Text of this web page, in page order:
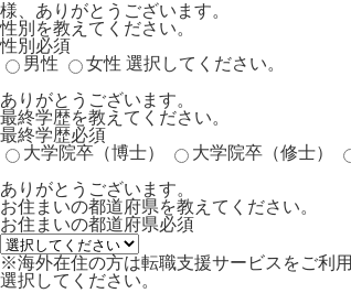
様、ありがとうございます。
性別を教えてください。
性別 必須
男性
女性 選択してください。
ありがとうございます。
最終学歴を教えてください。
最終学歴必須
大学院卒（博士）
大学院卒（修士）
ありがとうございます。
お住まいの都道府県を教えてください。
お住まいの都道府県必須
※海外在住の方は転職支援サービスをご利
選択してください。